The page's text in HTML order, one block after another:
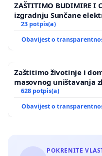
Ostalo je na gradskom
gradu Zagrebu,
ZAŠTITIMO BUDIMIRE I
izgradnju Sunčane
Ugljana
23 potpis(a)
Obavijest o
Zaštitimo životinje i
masovnog uništavanja
628 potpis(a)
Obavijest o
POKRENITE